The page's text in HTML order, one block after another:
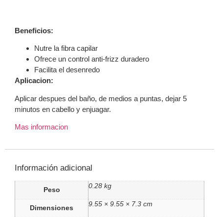
Beneficios:
Nutre la fibra capilar
Ofrece un control anti-frizz duradero
Facilita el desenredo
Aplicacion:
Aplicar despues del baño, de medios a puntas, dejar 5
minutos en cabello y enjuagar.
Mas informacion
Información adicional
Peso
0.28 kg
Dimensiones
9.55 × 9.55 × 7.3 cm